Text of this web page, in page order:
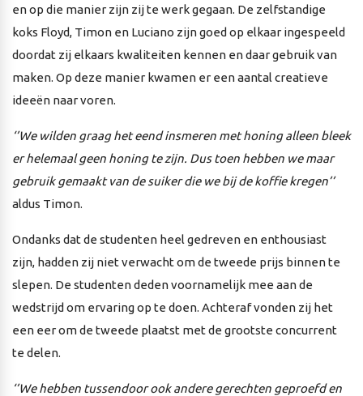
en op die manier zijn zij te werk gegaan. De zelfstandige
koks Floyd, Timon en Luciano zijn goed op elkaar ingespeeld
doordat zij elkaars kwaliteiten kennen en daar gebruik van
maken. Op deze manier kwamen er een aantal creatieve
ideeën naar voren.
‘’We wilden graag het eend insmeren met honing alleen bleek
er helemaal geen honing te zijn. Dus toen hebben we maar
gebruik gemaakt van de suiker die we bij de koffie kregen’’
aldus Timon.
Ondanks dat de studenten heel gedreven en enthousiast
zijn, hadden zij niet verwacht om de tweede prijs binnen te
slepen. De studenten deden voornamelijk mee aan de
wedstrijd om ervaring op te doen. Achteraf vonden zij het
een eer om de tweede plaatst met de grootste concurrent
te delen.
‘’We hebben tussendoor ook andere gerechten geproefd en